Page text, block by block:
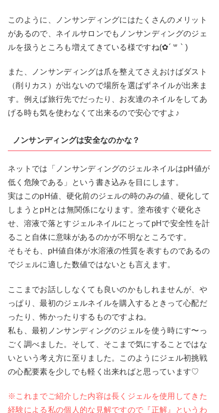
このように、ノンサンディングにはたくさんのメリット
があるので、ネイルサロンでもノンサンディングのジェ
ルを扱うところも増えてきている様ですね(✿´ ꒳ ` )
また、ノンサンディングは爪を整えてさえおけばダスト
（削りカス）が出ないので場所を選ばずネイルが出来ま
す。例えば旅行先でだったり、お友達のネイルをしてあ
げる時も気を使わなくて出来るので安心ですよ♪
ノンサンディングは安全なのかな？
ネットでは「ノンサンディングのジェルネイルはpH値が
低く危険である」という書き込みを目にします。
実はこのpH値、硬化前のジェルの時のみの値、硬化して
しまうとpHとは無関係になります。塗布後すぐ硬化さ
せ、溶液で落とすジェルネイルにとってpHで安全性を計
ること自体に意味があるのかが不明なところです。
そもそも、pH値自体が水溶液の性質を表すものであるの
でジェルに適した数値ではないとも言えます。
ここまでお話ししなくても良いのかもしれませんが、や
っぱり、最初のジェルネイルを購入するときって心配だ
ったり、怖かったりするものですよね。
私も、最初ノンサンディングのジェルを使う時にす〜っ
ごく調べました。そして、そこまで気にすることではな
いという考え方に至りました。このようにジェル初挑戦
の心配要素を少しでも軽く出来ればと思っています♡
※これまでご紹介した内容は長くジェルを使用してきた
経験による私の個人的な見解ですので『正解』というわ